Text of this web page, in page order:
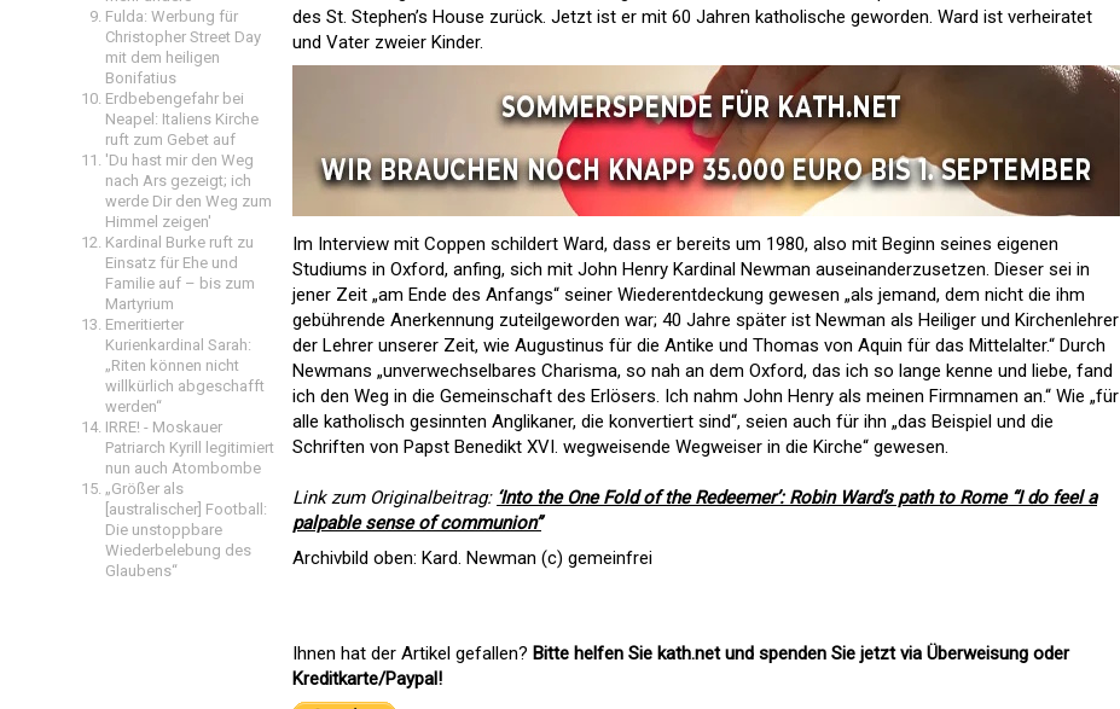
Fulda: Werbung für
Christopher Street Day
mit dem heiligen
Bonifatius
Erdbebengefahr bei
Neapel: Italiens Kirche
ruft zum Gebet auf
'Du hast mir den Weg
nach Ars gezeigt; ich
werde Dir den Weg zum
Himmel zeigen'
Kardinal Burke ruft zu
Einsatz für Ehe und
Familie auf – bis zum
Martyrium
Emeritierter
Kurienkardinal Sarah:
„Riten können nicht
willkürlich abgeschafft
werden“
IRRE! - Moskauer
Patriarch Kyrill legitimiert
nun auch Atombombe
„Größer als
[australischer] Football:
Die unstoppbare
Wiederbelebung des
Glaubens“
des St. Stephen’s House zurück. Jetzt ist er mit 60 Jahren katholische geworden. Ward ist verheiratet
und Vater zweier Kinder.
Im Interview mit Coppen schildert Ward, dass er bereits um 1980, also mit Beginn seines eigenen
Studiums in Oxford, anfing, sich mit John Henry Kardinal Newman auseinanderzusetzen. Dieser sei in
jener Zeit „am Ende des Anfangs“ seiner Wiederentdeckung gewesen „als jemand, dem nicht die ihm
gebührende Anerkennung zuteilgeworden war; 40 Jahre später ist Newman als Heiliger und Kirchenlehrer
der Lehrer unserer Zeit, wie Augustinus für die Antike und Thomas von Aquin für das Mittelalter.“ Durch
Newmans „unverwechselbares Charisma, so nah an dem Oxford, das ich so lange kenne und liebe, fand
ich den Weg in die Gemeinschaft des Erlösers. Ich nahm John Henry als meinen Firmnamen an.“ Wie „für
alle katholisch gesinnten Anglikaner, die konvertiert sind“, seien auch für ihn „das Beispiel und die
Schriften von Papst Benedikt XVI. wegweisende Wegweiser in die Kirche“ gewesen.
Link zum Originalbeitrag: ‘Into the One Fold of the Redeemer’: Robin Ward’s path to Rome “I do feel a
palpable sense of communion”
Archivbild oben: Kard. Newman (c) gemeinfrei
Ihnen hat der Artikel gefallen? Bitte helfen Sie kath.net und spenden Sie jetzt via Überweisung oder
Kreditkarte/Paypal!